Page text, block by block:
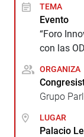
TEMA
Evento
“Foro
con las
ORGANIZA
Grupo
LUGAR
Palacio